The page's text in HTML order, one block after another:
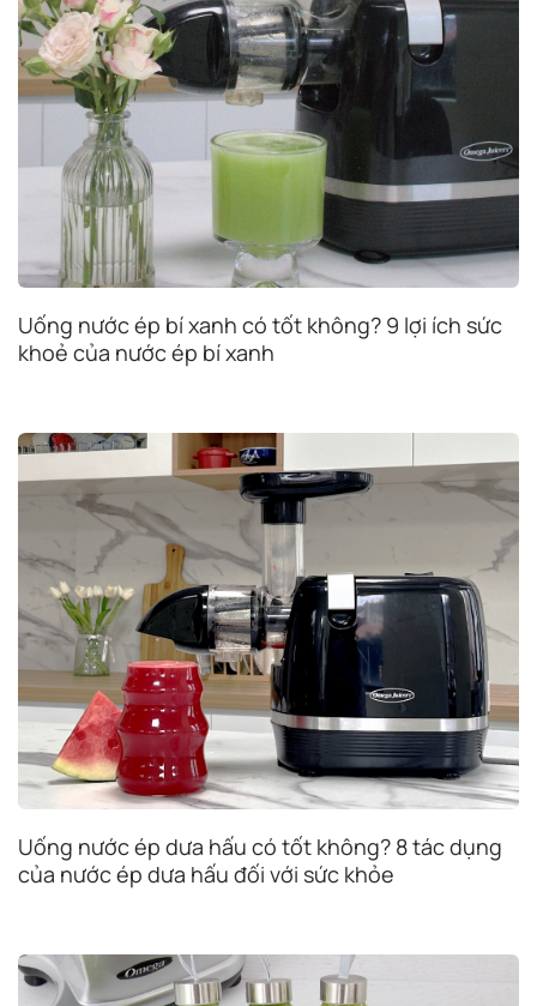
Uống nước ép bí xanh có tốt không? 9 lợi ích sức
khoẻ của nước ép bí xanh
Uống nước ép dưa hấu có tốt không? 8 tác dụng
của nước ép dưa hấu đối với sức khỏe